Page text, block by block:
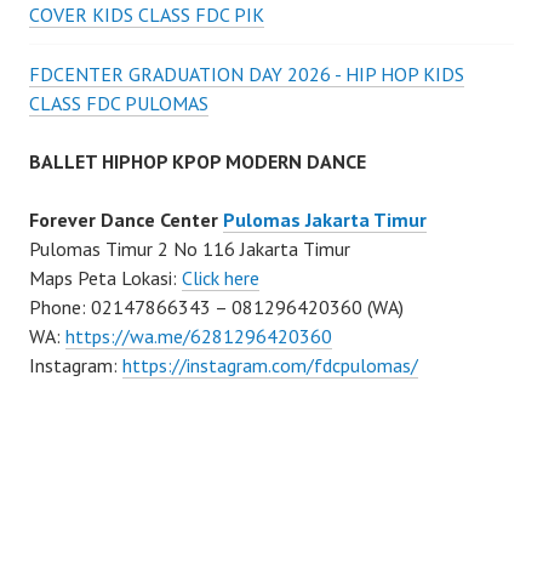
COVER KIDS CLASS FDC PIK
FDCENTER GRADUATION DAY 2026 - HIP HOP KIDS
CLASS FDC PULOMAS
BALLET HIPHOP KPOP MODERN DANCE
Forever Dance Center Pulomas Jakarta Timur
Pulomas Timur 2 No 116 Jakarta Timur
Maps Peta Lokasi: Click here
Phone: 02147866343 – 081296420360 (WA)
WA: https://wa.me/6281296420360
Instagram: https://instagram.com/fdcpulomas/